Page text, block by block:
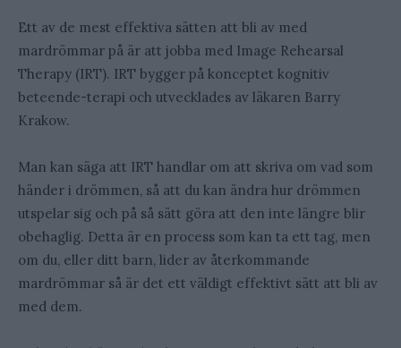
Ett av de mest effektiva sätten att bli av med
mardrömmar på är att jobba med Image Rehearsal
Therapy (IRT). IRT bygger på konceptet kognitiv
beteende-terapi och utvecklades av läkaren Barry
Krakow.
Man kan säga att IRT handlar om att skriva om vad som
händer i drömmen, så att du kan ändra hur drömmen
utspelar sig och på så sätt göra att den inte längre blir
obehaglig. Detta är en process som kan ta ett tag, men
om du, eller ditt barn, lider av återkommande
mardrömmar så är det ett väldigt effektivt sätt att bli av
med dem.